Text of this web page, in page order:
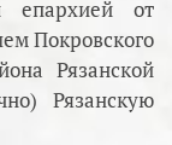
епархией от
Покровского
Рязанской
Рязанскую